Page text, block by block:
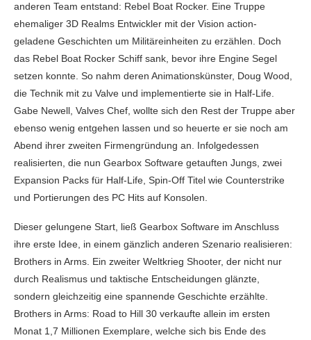
anderen Team entstand: Rebel Boat Rocker. Eine Truppe
ehemaliger 3D Realms Entwickler mit der Vision action-
geladene Geschichten um Militäreinheiten zu erzählen. Doch
das Rebel Boat Rocker Schiff sank, bevor ihre Engine Segel
setzen konnte. So nahm deren Animationskünster, Doug Wood,
die Technik mit zu Valve und implementierte sie in Half-Life.
Gabe Newell, Valves Chef, wollte sich den Rest der Truppe aber
ebenso wenig entgehen lassen und so heuerte er sie noch am
Abend ihrer zweiten Firmengründung an. Infolgedessen
realisierten, die nun Gearbox Software getauften Jungs, zwei
Expansion Packs für Half-Life, Spin-Off Titel wie Counterstrike
und Portierungen des PC Hits auf Konsolen.
Dieser gelungene Start, ließ Gearbox Software im Anschluss
ihre erste Idee, in einem gänzlich anderen Szenario realisieren:
Brothers in Arms. Ein zweiter Weltkrieg Shooter, der nicht nur
durch Realismus und taktische Entscheidungen glänzte,
sondern gleichzeitig eine spannende Geschichte erzählte.
Brothers in Arms: Road to Hill 30 verkaufte allein im ersten
Monat 1,7 Millionen Exemplare, welche sich bis Ende des